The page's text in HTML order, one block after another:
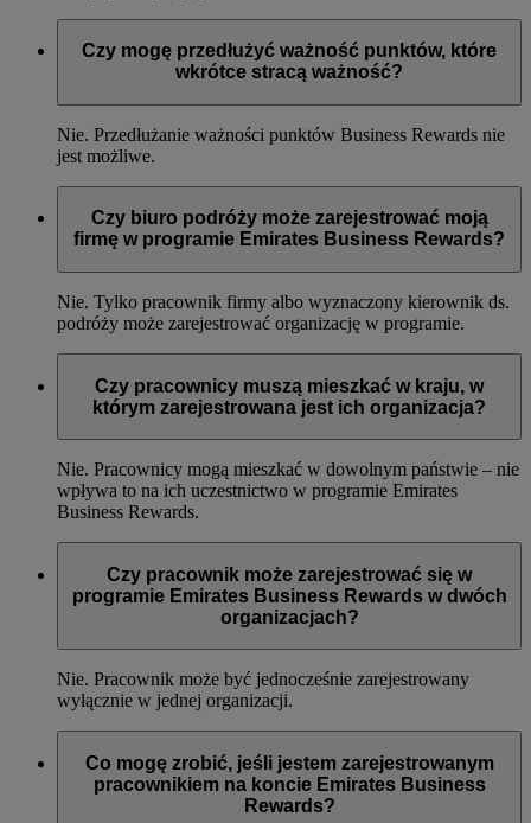
Czy mogę przedłużyć ważność punktów, które
wkrótce stracą ważność?
Nie. Przedłużanie ważności punktów Business Rewards nie
jest możliwe.
Czy biuro podróży może zarejestrować moją
firmę w programie Emirates Business Rewards?
Nie. Tylko pracownik firmy albo wyznaczony kierownik ds.
podróży może zarejestrować organizację w programie.
Czy pracownicy muszą mieszkać w kraju, w
którym zarejestrowana jest ich organizacja?
Nie. Pracownicy mogą mieszkać w dowolnym państwie – nie
wpływa to na ich uczestnictwo w programie Emirates
Business Rewards.
Czy pracownik może zarejestrować się w
programie Emirates Business Rewards w dwóch
organizacjach?
Nie. Pracownik może być jednocześnie zarejestrowany
wyłącznie w jednej organizacji.
Co mogę zrobić, jeśli jestem zarejestrowanym
pracownikiem na koncie Emirates Business
Rewards?